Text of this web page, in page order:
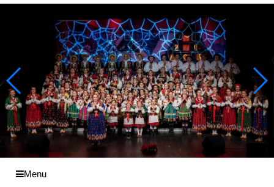
Menu